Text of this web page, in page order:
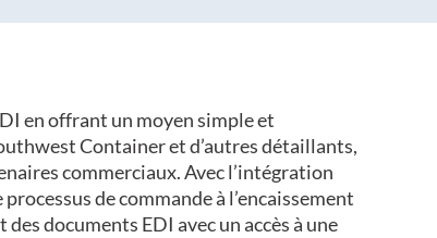
en offrant un moyen simple et
Container et d’autres détaillants,
commerciaux. Avec l’intégration
de commande à l’encaissement
documents EDI avec un accès à une